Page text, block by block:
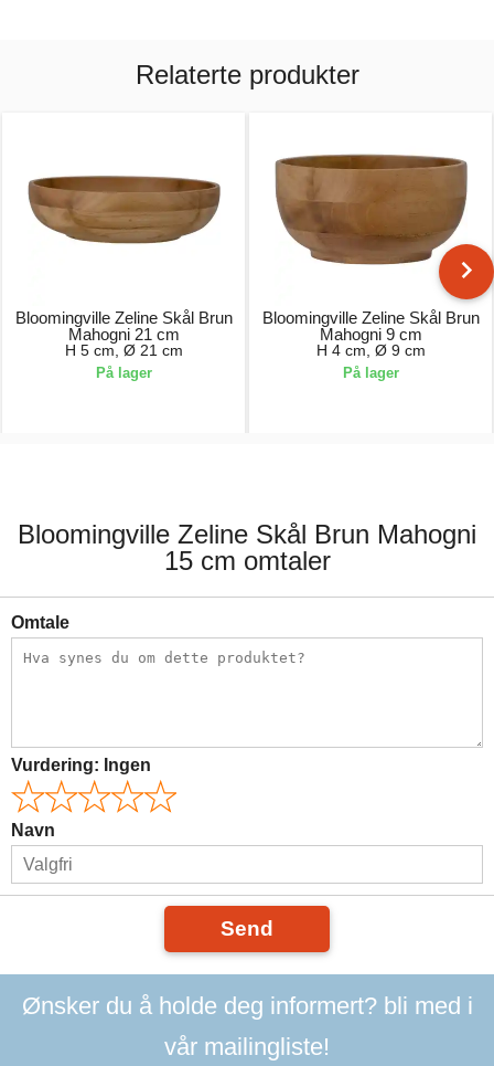
Relaterte produkter
Bloomingville Zeline Skål Brun
Mahogni 21 cm
H 5 cm, Ø 21 cm
På lager
Bloomingville Zeline Skål Brun
Mahogni 9 cm
H 4 cm, Ø 9 cm
På lager
Bloomingville Zeline Skål Brun Mahogni
15 cm omtaler
Omtale
Vurdering: Ingen
Navn
Send
Ønsker du å holde deg informert? bli med i
vår mailingliste!